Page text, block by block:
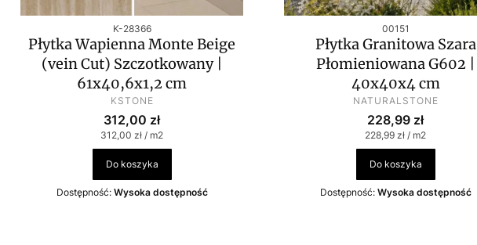
Kod produktu
K-28366
Płytka Wapienna Monte Beige
(vein Cut) Szczotkowany |
61x40,6x1,2 cm
PRODUCENT
KSTONE
Cena
312,00 zł
Cena jednostkowa
312,00 zł / m2
Do koszyka
Dostępność: Wysoka dostępność
Kod produktu
00151
Płytka Granitowa Szara
Płomieniowana G602 |
40x40x4 cm
PRODUCENT
NATURALSTONE
Cena
228,99 zł
Cena jednostkowa
228,99 zł / m2
Do koszyka
Dostępność: Wysoka dostępność